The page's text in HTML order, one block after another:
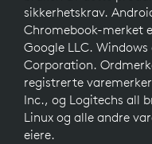
sikkerhetskrav.
Chromebook-merket
Google LLC.
Corporation.
registrerte
Inc., og Logitechs all
Linux og alle andre
eiere.